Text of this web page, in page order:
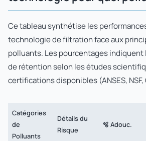
Ce tableau synthétise les
technologie de filtration face aux
polluants. Les pourcentages
de rétention selon les études
certifications disponibles (ANSES, NSF,
Catégories
de
Polluants
Détails du
Risque
🫧 Adouc.